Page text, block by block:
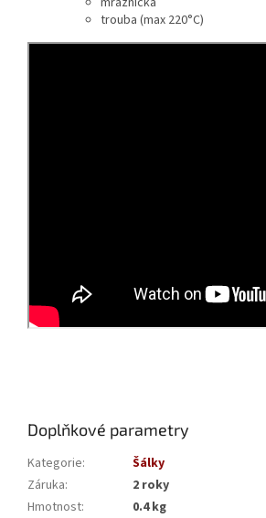
trouba (max 220°C)
Doplňkové parametry
Kategorie:
Šálky
Záruka:
2 roky
Hmotnost:
0.4 kg